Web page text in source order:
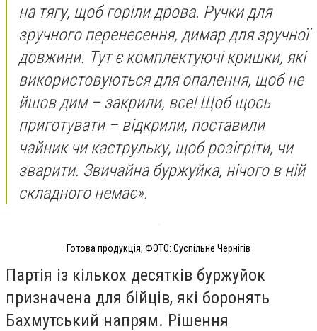
на тягу, щоб горіли дрова. Ручки для
зручного перенесення, димар для зручної
довжини. Тут є комплектуючі кришки, які
використовуються для опалення, щоб не
йшов дим – закрили, все! Щоб щось
приготувати – відкрили, поставили
чайник чи каструльку, щоб розігріти, чи
зварити. Звичайна буржуйка, нічого в ній
складного немає».
Готова продукція, ФОТО: Суспільне Чернігів
Партія із кількох десятків буржуйок
призначена для бійців, які боронять
Бахмутський напрям. Рішення